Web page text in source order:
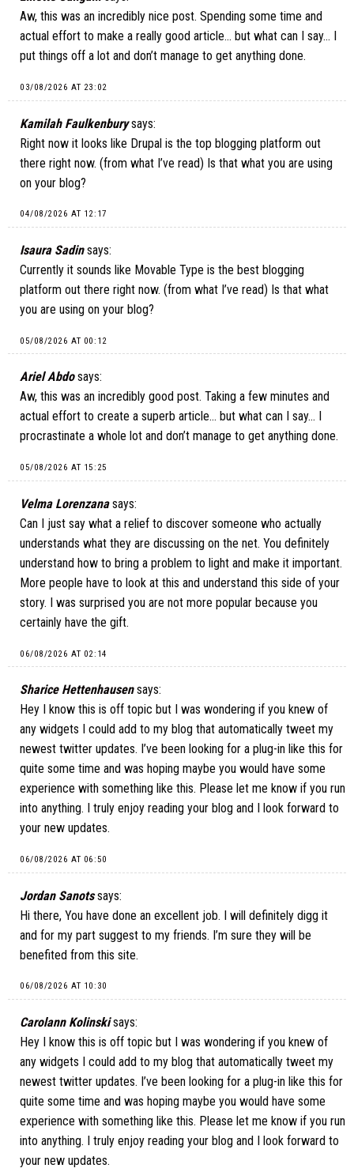
Aw, this was an incredibly nice post. Spending some time and
actual effort to make a really good article… but what can I say… I
put things off a lot and don’t manage to get anything done.
03/08/2026 AT 23:02
Kamilah Faulkenbury says:
Right now it looks like Drupal is the top blogging platform out
there right now. (from what I’ve read) Is that what you are using
on your blog?
04/08/2026 AT 12:17
Isaura Sadin says:
Currently it sounds like Movable Type is the best blogging
platform out there right now. (from what I’ve read) Is that what
you are using on your blog?
05/08/2026 AT 00:12
Ariel Abdo says:
Aw, this was an incredibly good post. Taking a few minutes and
actual effort to create a superb article… but what can I say… I
procrastinate a whole lot and don’t manage to get anything done.
05/08/2026 AT 15:25
Velma Lorenzana says:
Can I just say what a relief to discover someone who actually
understands what they are discussing on the net. You definitely
understand how to bring a problem to light and make it important.
More people have to look at this and understand this side of your
story. I was surprised you are not more popular because you
certainly have the gift.
06/08/2026 AT 02:14
Sharice Hettenhausen says:
Hey I know this is off topic but I was wondering if you knew of
any widgets I could add to my blog that automatically tweet my
newest twitter updates. I’ve been looking for a plug-in like this for
quite some time and was hoping maybe you would have some
experience with something like this. Please let me know if you run
into anything. I truly enjoy reading your blog and I look forward to
your new updates.
06/08/2026 AT 06:50
Jordan Sanots says:
Hi there, You have done an excellent job. I will definitely digg it
and for my part suggest to my friends. I’m sure they will be
benefited from this site.
06/08/2026 AT 10:30
Carolann Kolinski says:
Hey I know this is off topic but I was wondering if you knew of
any widgets I could add to my blog that automatically tweet my
newest twitter updates. I’ve been looking for a plug-in like this for
quite some time and was hoping maybe you would have some
experience with something like this. Please let me know if you run
into anything. I truly enjoy reading your blog and I look forward to
your new updates.